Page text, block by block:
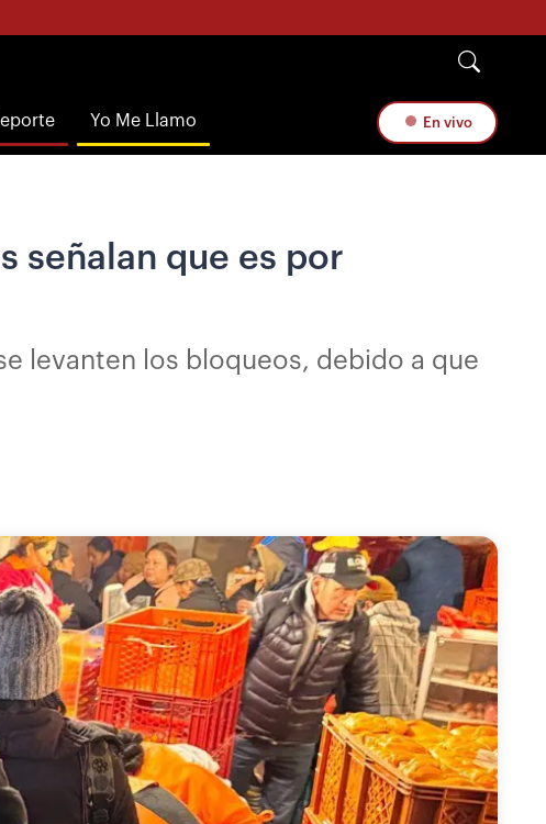
Yo Me Llamo En vivo
señalan que es por
levanten los bloqueos, debido a que